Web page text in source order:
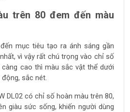
trên 80 đem đến màu
mục tiêu tạo ra ánh sáng gần
vì vậy rất chú trọng vào chỉ số
cao thì màu sắc vật thể dưới
sắc nét.
DL02 có chỉ số hoàn màu trên 80,
giàu sức sống, khiến người dùng